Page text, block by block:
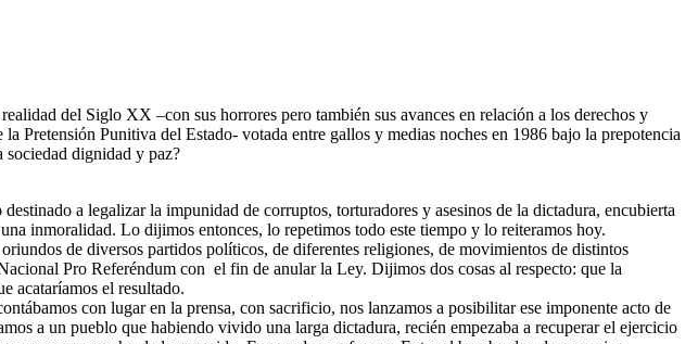
del Siglo XX –con sus horrores pero también sus avances en relación a los derechos y
Pretensión Punitiva del Estado- votada entre gallos y medias noches en 1986 bajo la prepotencia
sociedad dignidad y paz?
a legalizar la impunidad de corruptos, torturadores y asesinos de la dictadura, encubierta
inmoralidad. Lo dijimos entonces, lo repetimos todo este tiempo y lo reiteramos hoy.
de diversos partidos políticos, de diferentes religiones, de movimientos de distintos
Pro Referéndum con el fin de anular la Ley. Dijimos dos cosas al respecto: que la
acataríamos el resultado.
con lugar en la prensa, con sacrificio, nos lanzamos a posibilitar ese imponente acto de
a un pueblo que habiendo vivido una larga dictadura, recién empezaba a recuperar el ejercicio